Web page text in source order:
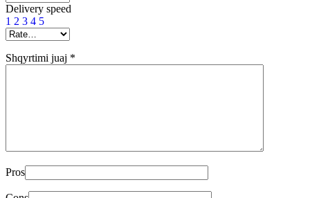
Delivery speed
1 2 3 4 5
Shqyrtimi juaj *
Pros